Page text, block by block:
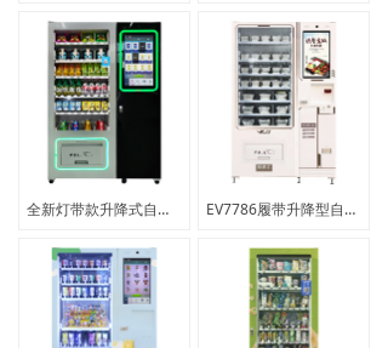
全新灯带款升降式自动售货机 EV7786履带升降型自动售货机